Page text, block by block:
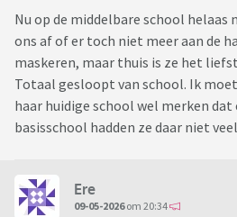
Nu op de middelbare school helaas
ons af of er toch niet meer aan de
maskeren, maar thuis is ze het
Totaal gesloopt van school. Ik
haar huidige school wel merken dat
basisschool hadden ze daar niet
Ere
09-05-2026om 20:34